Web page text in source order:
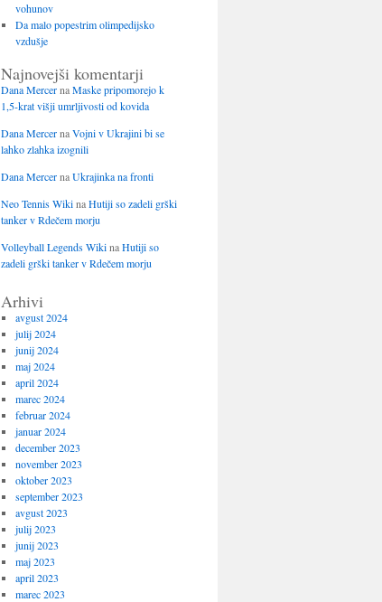
vohunov
Da malo popestrim olimpedijsko
vzdušje
Najnovejši komentarji
Dana MercernaMaske pripomorejo k
1,5-krat višji umrljivosti od kovida
Dana MercernaVojni v Ukrajini bi se
lahko zlahka izognili
Dana MercernaUkrajinka na fronti
Neo Tennis WikinaHutiji so zadeli grški
tanker v Rdečem morju
Volleyball Legends WikinaHutiji so
zadeli grški tanker v Rdečem morju
Arhivi
avgust 2024
julij 2024
junij 2024
maj 2024
april 2024
marec 2024
februar 2024
januar 2024
december 2023
november 2023
oktober 2023
september 2023
avgust 2023
julij 2023
junij 2023
maj 2023
april 2023
marec 2023